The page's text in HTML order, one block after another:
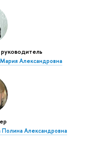
Александровна
Александровна